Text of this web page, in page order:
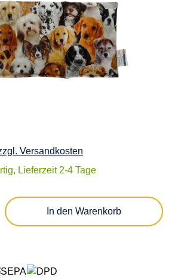
Versandkosten
Lieferzeit 2-4 Tage
Gib den gewünschten
In den Warenkorb